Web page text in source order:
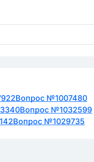
Вопрос №1007480
Вопрос №1032599
Вопрос №1029735